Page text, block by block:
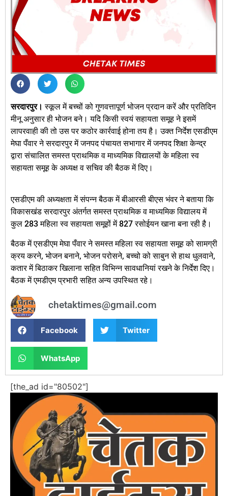
सरदारपुर।स्कूल में बच्चों को गुणवत्तापूर्ण भोजन प्रदान करें और प्रतिदिन
मीनू अनुसार ही भोजन बने। यदि किसी स्वयं सहायता समूह ने इसमें
लापरवाही की तो उस पर कठोर कार्रवाई होना तय है। उक्त निर्देश एसडीएम
मेघा पँवार ने सरदारपुर में जनपद पंचायत सभागार में जनपद शिक्षा केन्द्र
द्वारा संचालित समस्त प्राथमिक व माध्यमिक विद्यालयों के महिला स्व
सहायता समूह के अध्यक्ष व सचिव की बैठक में दिए।
एसडीएम की अध्यक्षता में संपन्न बैठक में बीआरसी बीएस भंवर ने बताया कि
विकासखंड सरदारपुर अंतर्गत समस्त प्राथमिक व माध्यमिक विद्यालय में
कुल 283 महिला स्व सहायता समूहों में 827 रसोईयन खाना बना रही है।
बैठक में एसडीएम मेघा पँवार ने समस्त महिला स्व सहायता समूह को सामग्री
क्रय करने, भोजन बनाने, भोजन परोसने, बच्चो को साबुन से हाथ धुलवाने,
कतार में बिठाकर खिलाना सहित विभिन्न सावधानियां रखने के निर्देश दिए।
बैठक में एमडीएम प्रभारी सहित अन्य उपस्थित रहे।
chetaktimes@gmail.com
Facebook Twitter
WhatsApp
[the_ad id="80502"]